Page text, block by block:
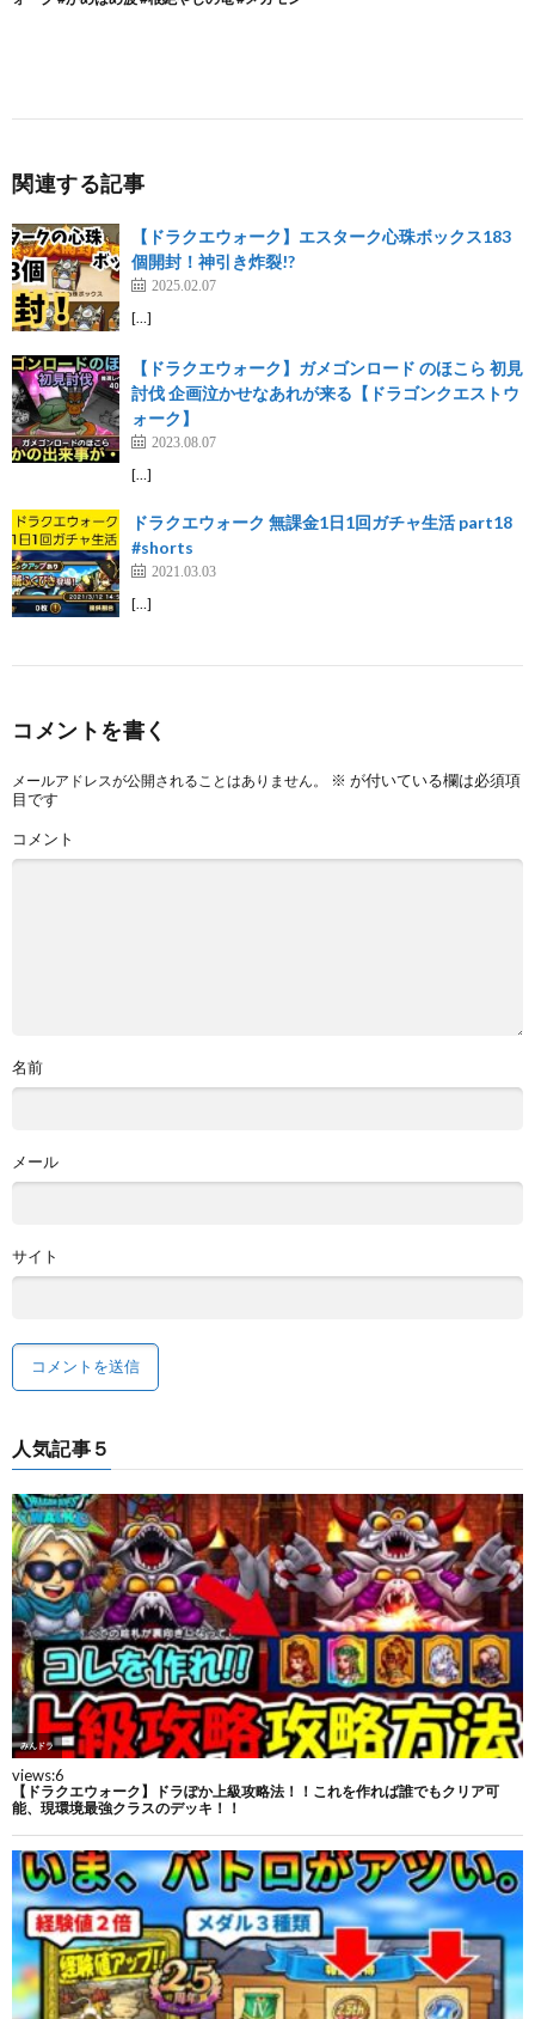
関連する記事
【ドラクエウォーク】エスターク心珠ボックス183
個開封！神引き炸裂!?
2025.02.07
[…]
【ドラクエウォーク】ガメゴンロード のほこら 初見
討伐 企画泣かせなあれが来る【ドラゴンクエストウ
ォーク】
2023.08.07
[…]
ドラクエウォーク 無課金1日1回ガチャ生活 part18
#shorts
2021.03.03
[…]
コメントを書く
メールアドレスが公開されることはありません。 ※ が付いている欄は必須項
目です
コメント
名前
メール
サイト
人気記事５